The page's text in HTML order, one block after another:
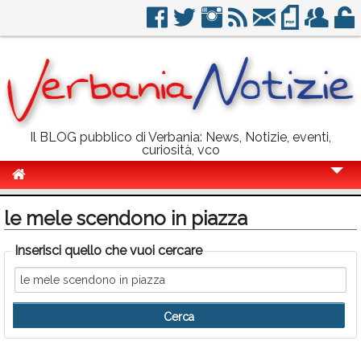
Il BLOG pubblico di Verbania: News, Notizie, eventi,
curiosità, vco
Politica
Sport
Eventi
Info Utili
le mele scendono in piazza
Inserisci quello che vuoi cercare